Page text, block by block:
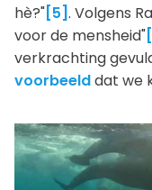
hè?"[5]. Volgens
voor de mensheid"
verkrachting
voorbeelddat we